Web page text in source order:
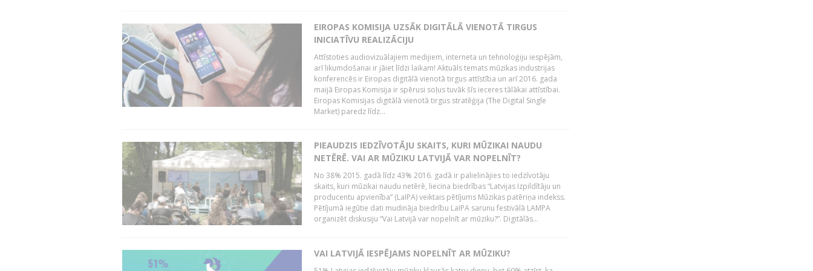
EIROPAS KOMISIJA UZSĀK DIGITĀLĀ VIENOTĀ TIRGUS
INICIATĪVU REALIZĀCIJU
Attīstoties audiovizuālajiem medijiem, interneta un tehnoloģiju iespējām,
arī likumdošanai ir jāiet līdzi laikam! Aktuāls temats mūzikas industrijas
konferencēs ir Eiropas digitālā vienotā tirgus attīstība un arī 2016. gada
maijā Eiropas Komisija ir spērusi soļus tuvāk šīs ieceres tālākai attīstībai.
Eiropas Komisijas digitālā vienotā tirgus stratēģija (The Digital Single
Market) paredz līdz...
PIEAUDZIS IEDZĪVOTĀJU SKAITS, KURI MŪZIKAI NAUDU
NETĒRĒ. VAI AR MŪZIKU LATVIJĀ VAR NOPELNĪT?
No 38% 2015. gadā līdz 43% 2016. gadā ir palielinājies to iedzīvotāju
skaits, kuri mūzikai naudu netērē, liecina biedrības “Latvijas Izpildītāju un
producentu apvienība” (LaIPA) veiktais pētījums Mūzikas patēriņa indekss.
Pētījumā iegūtie dati mudināja biedrību LaIPA sarunu festivālā LAMPA
organizēt diskusiju “Vai Latvijā var nopelnīt ar mūziku?”. Digitālās...
VAI LATVIJĀ IESPĒJAMS NOPELNĪT AR MŪZIKU?